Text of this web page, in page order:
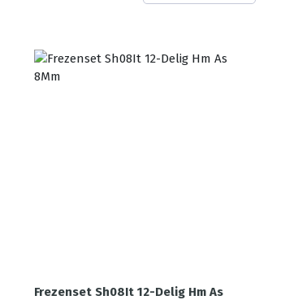
Frezenset Sh08It 12-Delig Hm As